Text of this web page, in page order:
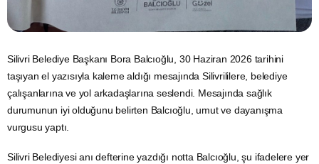
Silivri Belediye Başkanı Bora Balcıoğlu, 30 Haziran 2026 tarihini
taşıyan el yazısıyla kaleme aldığı mesajında Silivrililere, belediye
çalışanlarına ve yol arkadaşlarına seslendi. Mesajında sağlık
durumunun iyi olduğunu belirten Balcıoğlu, umut ve dayanışma
vurgusu yaptı.
Silivri Belediyesi anı defterine yazdığı notta Balcıoğlu, şu ifadelere yer